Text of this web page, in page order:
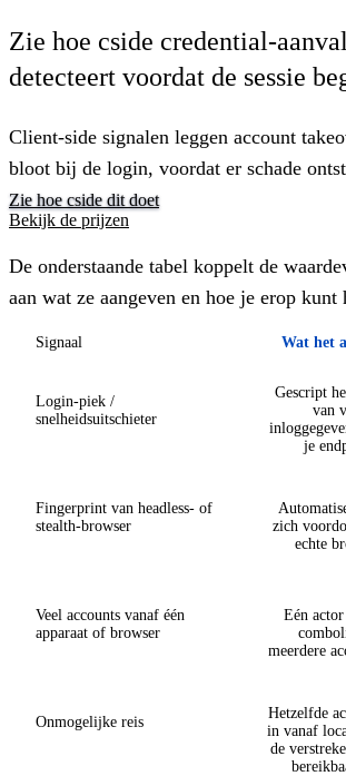
Zie hoe cside credential-
detecteert voordat de sessie
Client-side signalen leggen account
bloot bij de login, voordat er schade
Zie hoe cside dit doet
Bekijk de prijzen
De onderstaande tabel koppelt de
aan wat ze aangeven en hoe je erop kunt
Signaal Wat het
Login-piek /
snelheidsuitschieter
Gescript
van
je
Fingerprint van headless- of
stealth-browser
zich
echte
Veel accounts vanaf één
apparaat of browser
Eén
meerdere
Onmogelijke reis
Hetzelfde
in vanaf
de